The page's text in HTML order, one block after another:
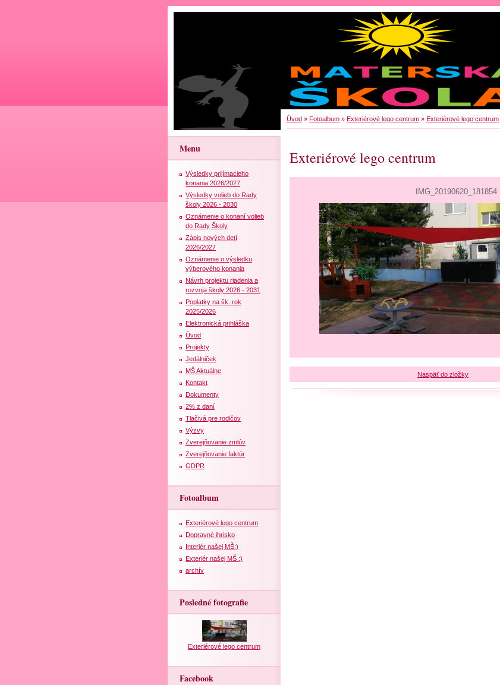
Úvod » Fotoalbum » Exteriérové lego centrum » Exteriérové lego centrum
Exteriérové lego centrum
IMG_20190620_181854
Naspäť do zložky
Menu
Výsledky prijímacieho
konania 2026/2027
Výsledky volieb do Rady
školy 2026 - 2030
Oznámenie o konaní volieb
do Rady Školy
Zápis nových detí
2026/2027
Oznámenie o výsledku
výberového konania
Návrh projektu riadenia a
rozvoja školy 2026 - 2031
Poplatky na šk. rok
2025/2026
Elektronická prihláška
Úvod
Projekty
Jedálniček
MŠ Aktuálne
Kontakt
Dokumenty
2% z daní
Tlačivá pre rodičov
Výzvy
Zverejňovanie zmlúv
Zverejňovanie faktúr
GDPR
Fotoalbum
Exteriérové lego centrum
Dopravné ihrisko
Interiér našej MŠ:)
Exteriér našej MŠ :)
archív
Posledné fotografie
Exteriérové lego centrum
Facebook